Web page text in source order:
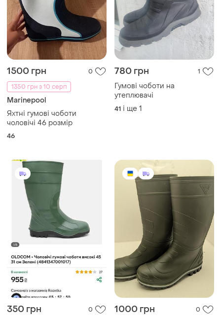
1500 грн
0
1350 грн з 10 серп
Marinepool
Яхтні гумові чоботи
чоловічі 46 розмір
46
780 грн 1
Гумові чоботи на
утеплювачі
41 і ще 1
350 грн 0 1000 грн 0